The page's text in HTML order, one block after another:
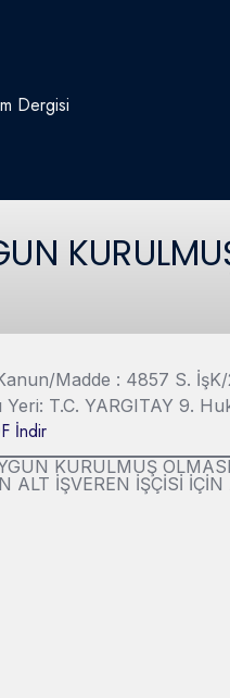
Dergisi
Madde : 4857 S. İşK/
Yeri: T.C. YARGITAY 9.
İndir
KURULMUŞ
İŞVEREN İŞÇİSİ